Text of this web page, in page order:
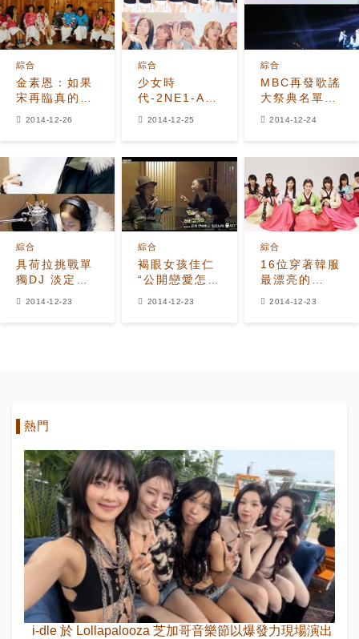
金素恩：如果
宋再臨真的是
綜合
2014-12-26
少女時
代-2NE1-A
綜合
2014-12-25
MBC再發歌謠
大祭典名單
綜合
2014-12-24
具荷拉挑戰單
獨DJ 淡定完
綜合
2014-12-23
褐眼女孩佳仁
“公開戀愛怎
綜合
2014-12-23
16位穿著韓服
最漂亮的
綜合
2014-12-23
熱門
i-dle 於 Lollapalooza 芝加哥音樂節以爆發力現場演出